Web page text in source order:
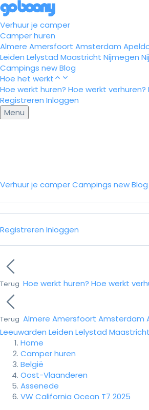
Verhuur je camper
Camper huren
Almere Amersfoort Amsterdam
Leiden Lelystad Maastricht Nijmegen
Campings newBlog
Hoe het werkt
Hoe werkt huren? Hoe werkt verhuren?
Registreren Inloggen
Menu
Verhuur je camperCampings newBlog
Registreren Inloggen
Terug Hoe werkt huren? Hoe werkt
Terug Almere Amersfoort Amsterdam
Leeuwarden Leiden Lelystad Maastricht
Home
Camper huren
België
Oost-Vlaanderen
Assenede
VW California Ocean T7 2025